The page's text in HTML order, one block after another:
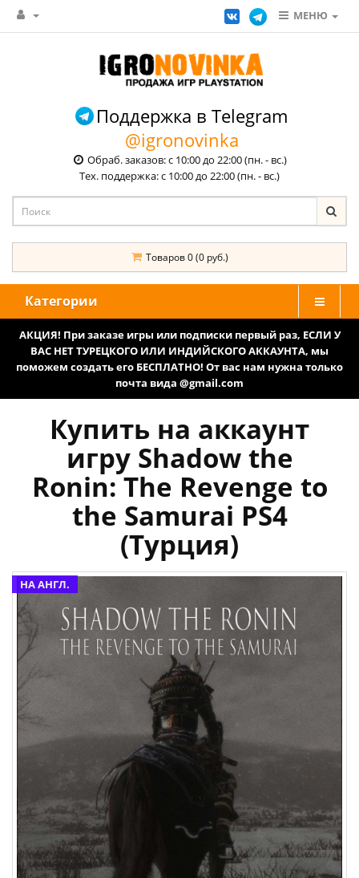
МЕНЮ
Поддержка в Telegram
@igronovinka
Обраб. заказов: с 10:00 до 22:00 (пн. - вс.)
Тех. поддержка: с 10:00 до 22:00 (пн. - вс.)
Товаров 0 (0 руб.)
Категории
АКЦИЯ! При заказе игры или подписки первый раз, ЕСЛИ У
ВАС НЕТ ТУРЕЦКОГО ИЛИ ИНДИЙСКОГО АККАУНТА, мы
поможем создать его БЕСПЛАТНО! От вас нам нужна только
почта вида @gmail.com
Купить на аккаунт
игру Shadow the
Ronin: The Revenge to
the Samurai PS4
(Турция)
НА АНГЛ.